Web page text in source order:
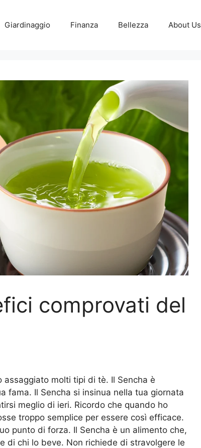
Giardinaggio Finanza Bellezza About Us
comprovati del
molti tipi di tè. Il Sencha è
fama. Il Sencha si insinua nella tua giornata
meglio di ieri. Ricordo che quando ho
troppo semplice per essere così efficace.
punto di forza. Il Sencha è un alimento che,
di chi lo beve. Non richiede di stravolgere le